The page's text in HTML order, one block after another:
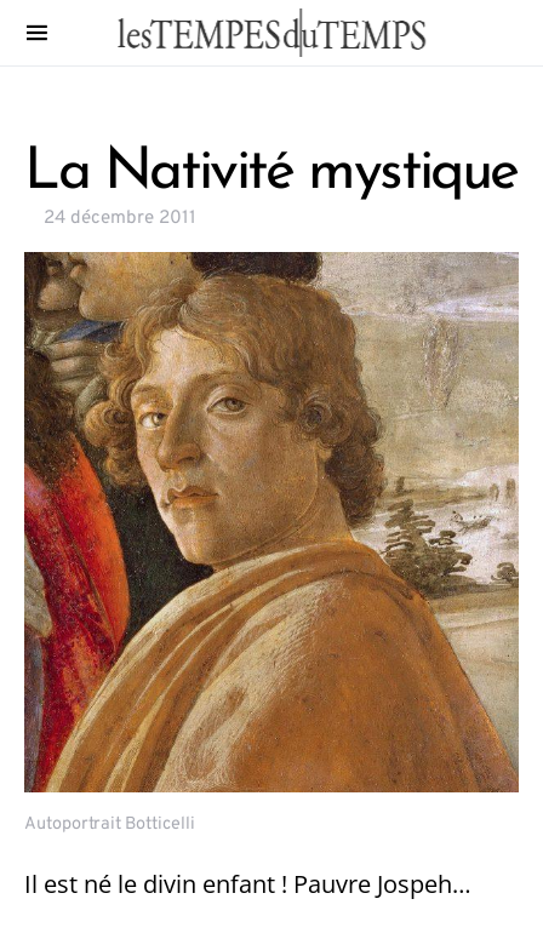
La Nativité mystique
24 décembre 2011
Autoportrait Botticelli
Il est né le divin enfant ! Pauvre Jospeh…